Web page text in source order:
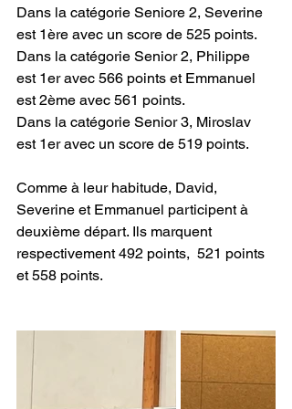
Dans la catégorie Seniore 2, Severine
est 1ère avec un score de 525 points.
Dans la catégorie Senior 2, Philippe
est 1er avec 566 points et Emmanuel
est 2ème avec 561 points.
Dans la catégorie Senior 3, Miroslav
est 1er avec un score de 519 points.
Comme à leur habitude, David,
Severine et Emmanuel participent à
deuxième départ. Ils marquent
respectivement 492 points,  521 points
et 558 points.